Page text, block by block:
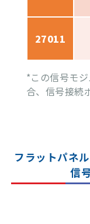
27011
*この信号モ
合、信号接続
フラットパネ
信